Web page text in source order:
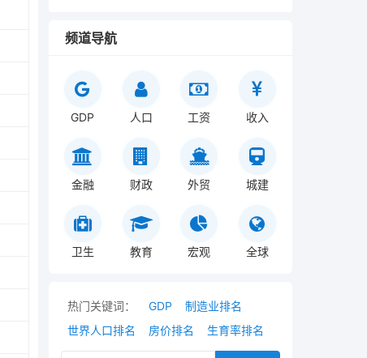
频道导航
GDP 人口 工资 收入
金融 财政 外贸 城建
卫生 教育 宏观 全球
热门关键词： GDP
制造业排名
世界人口排名
房价排名 生育率排名